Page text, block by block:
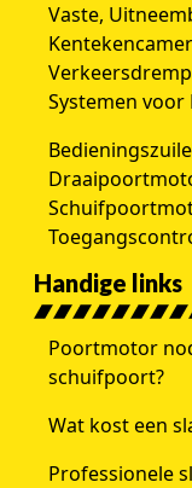
Vaste,
Systemen voor
Handige links
Poortmotor
schuifpoort?
Wat kost een
Professionele